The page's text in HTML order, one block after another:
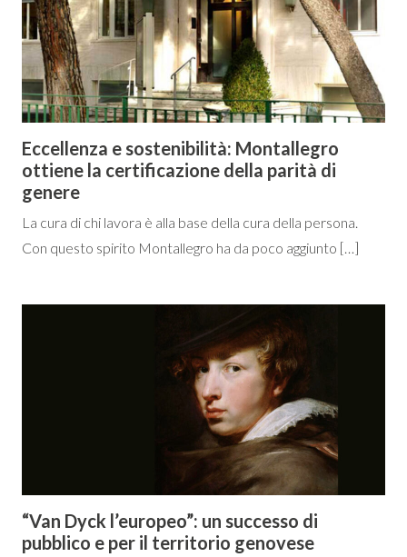
Eccellenza e sostenibilità: Montallegro
ottiene la certificazione della parità di
genere
La cura di chi lavora è alla base della cura della persona.
Con questo spirito Montallegro ha da poco aggiunto […]
“Van Dyck l’europeo”: un successo di
pubblico e per il territorio genovese